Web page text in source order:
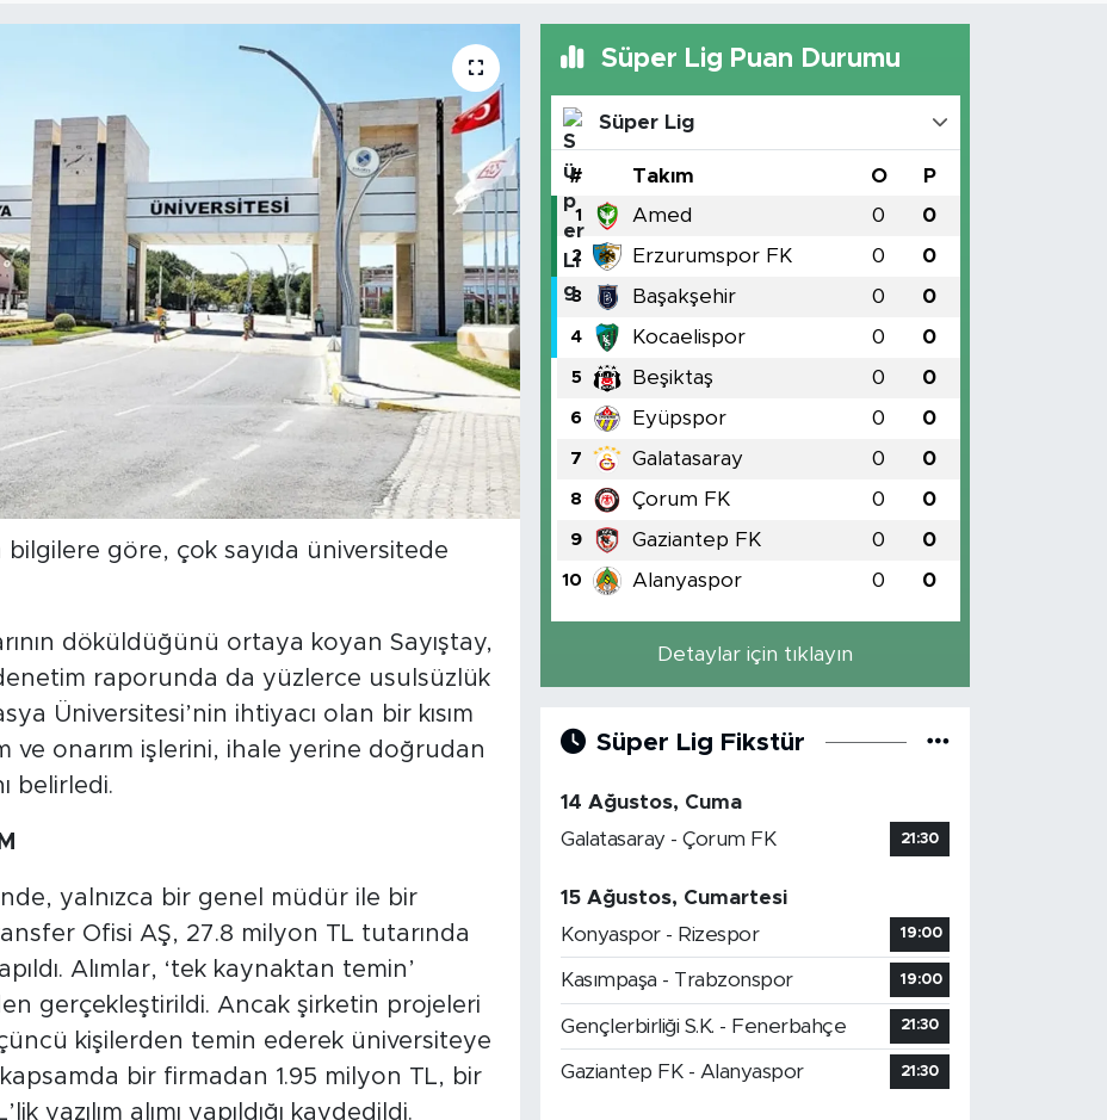
bilgilere göre, çok sayıda üniversitede
döküldüğünü ortaya koyan Sayıştay,
raporunda da yüzlerce usulsüzlük
Üniversitesi’nin ihtiyacı olan bir kısım
ve onarım işlerini, ihale yerine doğrudan
belirledi.
yalnızca bir genel müdür ile bir
Ofisi AŞ, 27.8 milyon TL tutarında
Alımlar, ‘tek kaynaktan temin’
gerçekleştirildi. Ancak şirketin projeleri
kişilerden temin ederek üniversiteye
bir firmadan 1.95 milyon TL, bir
yazılım alımı yapıldığı kaydedildi.
Süper Lig Puan Durumu
Süper Lig
# Takım O P
1 Amed 0 0
2 Erzurumspor FK 0 0
3 Başakşehir 0 0
4 Kocaelispor 0 0
5 Beşiktaş 0 0
6 Eyüpspor 0 0
7 Galatasaray 0 0
8 Çorum FK 0 0
9 Gaziantep FK 0 0
10 Alanyaspor 0 0
Detaylar için tıklayın
Süper Lig Fikstür
14 Ağustos, Cuma
Galatasaray - Çorum FK
21:30
15 Ağustos, Cumartesi
Konyaspor - Rizespor
19:00
Kasımpaşa - Trabzonspor 19:00
Gençlerbirliği S.K. - Fenerbahçe 21:30
Gaziantep FK - Alanyaspor 21:30